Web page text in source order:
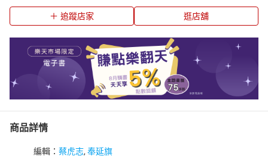
追蹤店家 逛店舖
商品詳情
編輯： 蔡虎志, 奉延旗